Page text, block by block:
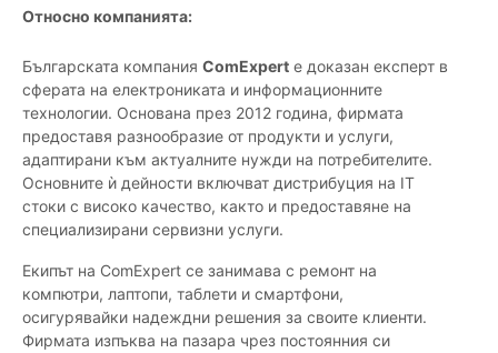
Относно компанията:
Българската компания ComExpert е доказан експерт в
сферата на електрониката и информационните
технологии. Основана през 2012 година, фирмата
предоставя разнообразие от продукти и услуги,
адаптирани към актуалните нужди на потребителите.
Основните ѝ дейности включват дистрибуция на IT
стоки с високо качество, както и предоставяне на
специализирани сервизни услуги.
Екипът на ComExpert се занимава с ремонт на
компютри, лаптопи, таблети и смартфони,
осигурявайки надеждни решения за своите клиенти.
Фирмата изпъква на пазара чрез постоянния си